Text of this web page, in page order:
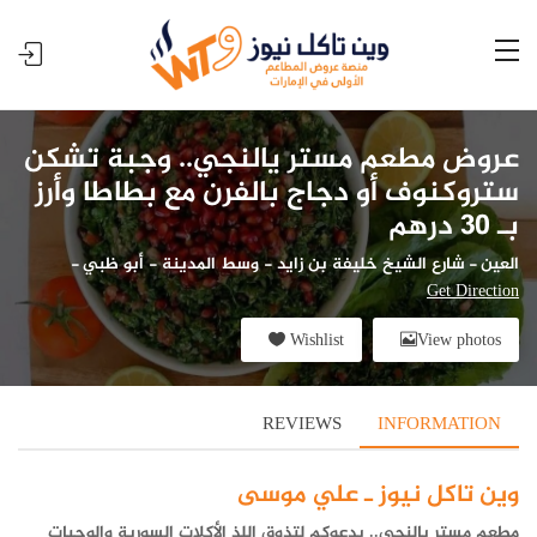
عروض مطعم مستر يالنجي.. وجبة تشكن
ستروكنوف أو دجاج بالفرن مع بطاطا وأرز
بـ 30 درهم
العين-شارع الشيخ خليفة بن زايد - وسط المدينة - أبو ظبي-
Get Direction
View photos
Wishlist
INFORMATION
REVIEWS
وين تاكل نيوز ـ علي موسى